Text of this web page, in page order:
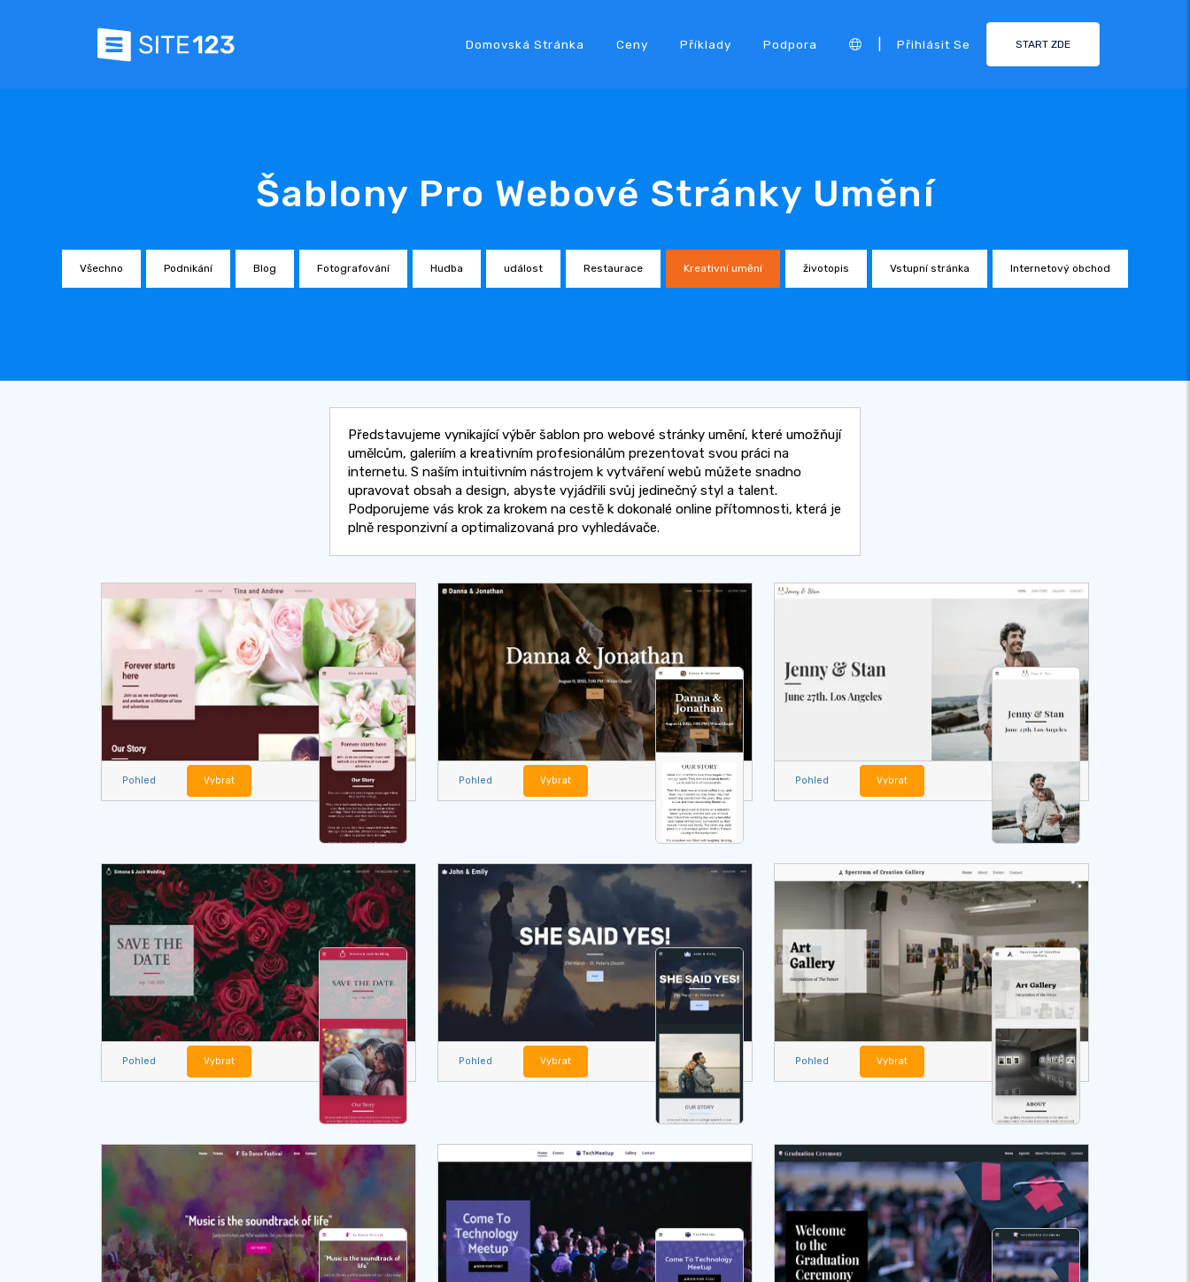
Domovská Stránka Ceny Příklady Podpora Přihlásit Se START ZDE
Šablony Pro Webové Stránky Umění
Všechno Podnikání Blog Fotografování Hudba událost Restaurace Kreativní umění životopis Vstupní stránka Internetový obchod
Představujeme vynikající výběr šablon pro webové stránky umění, které umožňují
umělcům, galeriím a kreativním profesionálům prezentovat svou práci na
internetu. S naším intuitivním nástrojem k vytváření webů můžete snadno
upravovat obsah a design, abyste vyjádřili svůj jedinečný styl a talent.
Podporujeme vás krok za krokem na cestě k dokonalé online přítomnosti, která je
plně responzivní a optimalizovaná pro vyhledávače.
Pohled Vybrat Pohled Vybrat Pohled Vybrat
Pohled Vybrat Pohled Vybrat Pohled Vybrat